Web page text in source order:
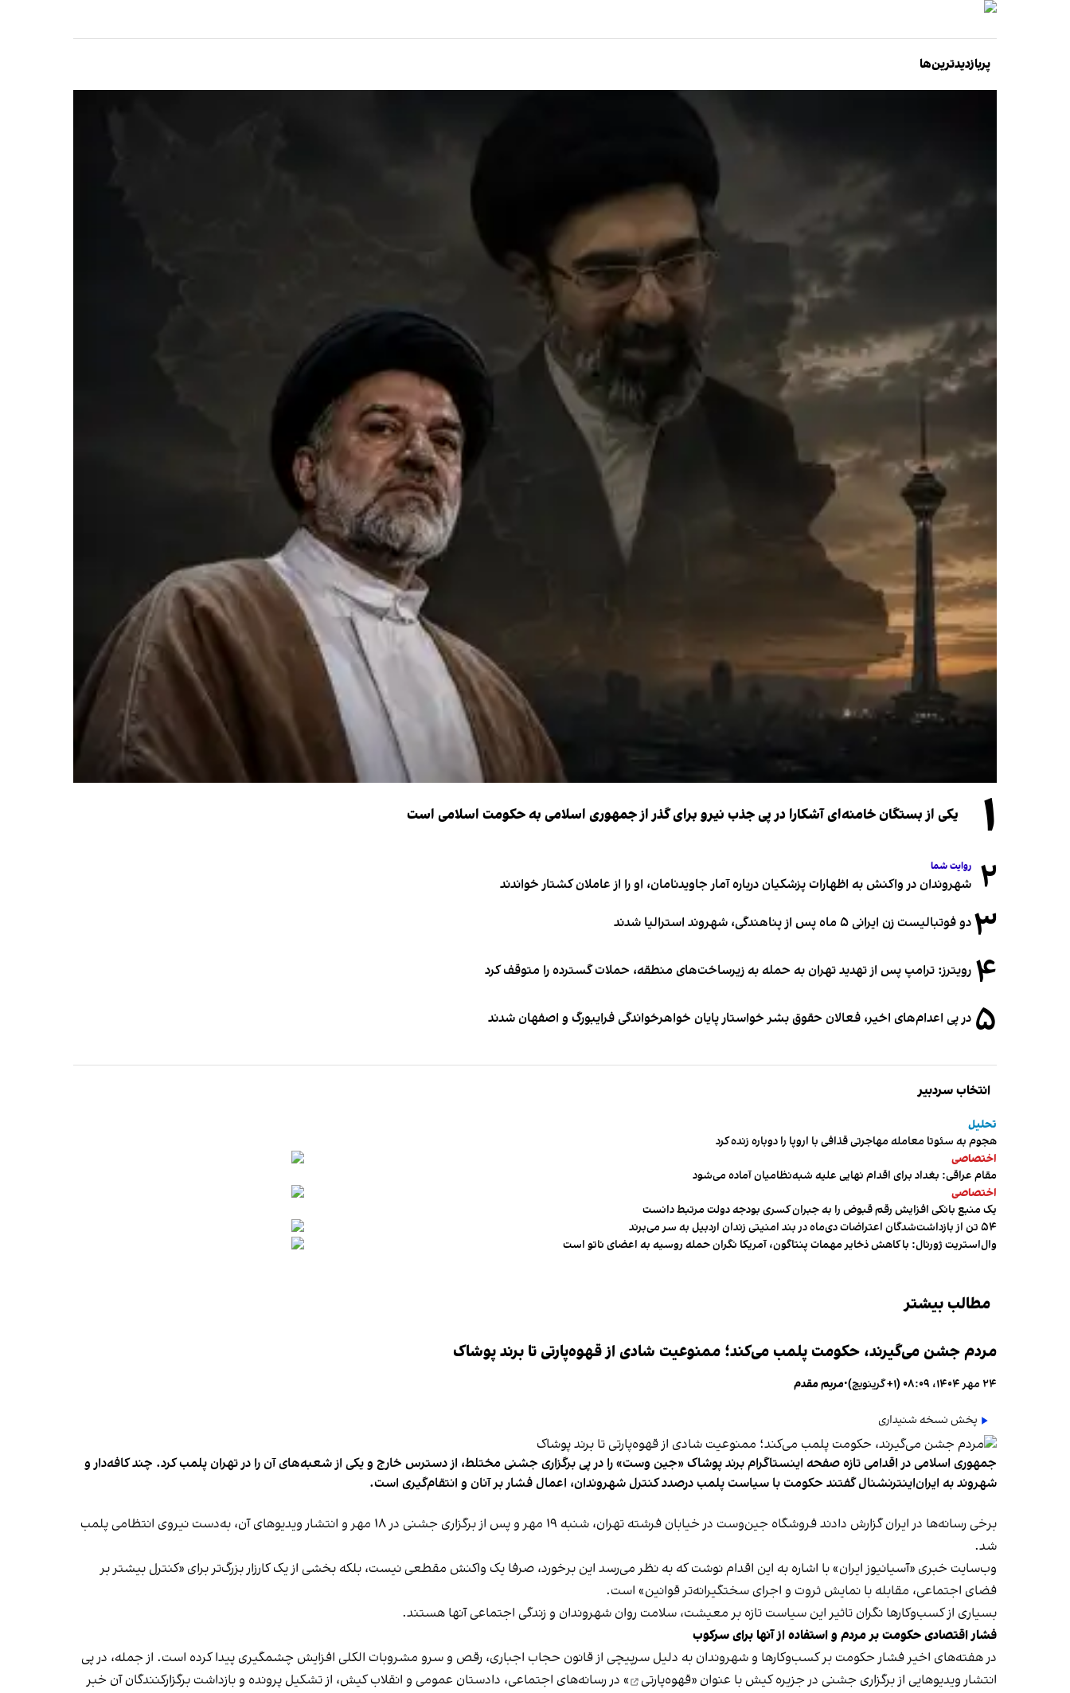
پربازدیدترین‌ها
۱ یکی از بستگان خامنه‌ای آشکارا در پی جذب نیرو برای گذر از جمهوری اسلامی به حکومت اسلامی است
۲ روایت شما
شهروندان در واکنش به اظهارات پزشکیان درباره آمار جاویدنامان، او را از عاملان کشتار خواندند
۳دو فوتبالیست زن ایرانی ۵ ماه پس از پناهندگی، شهروند استرالیا شدند
۴ رویترز: ترامپ پس از تهدید تهران به حمله به زیرساخت‌های منطقه، حملات گسترده را متوقف کرد
۵ در پی اعدام‌های اخیر، فعالان حقوق بشر خواستار پایان خواهرخواندگی فرایبورگ و اصفهان شدند
انتخاب سردبیر
تحلیل
هجوم به سئوتا معامله مهاجرتی قذافی با اروپا را دوباره زنده کرد
اختصاصی
مقام عراقی: بغداد برای اقدام نهایی علیه شبه‌نظامیان آماده می‌شود
اختصاصی
یک منبع بانکی افزایش رقم قبوض را به جبران کسری بودجه دولت مرتبط دانست
۵۴ تن از بازداشت‌شدگان اعتراضات دی‌ماه در بند امنیتی زندان اردبیل به سر می‌برند
وال‌استریت ژورنال: با کاهش ذخایر مهمات پنتاگون، آمریکا نگران حمله روسیه به اعضای ناتو‌ است
مطالب بیشتر
مردم جشن می‌گیرند، حکومت پلمب می‌کند؛ ممنوعیت شادی از قهوه‌پارتی تا برند پوشاک
۲۴ مهر ۱۴۰۴، ۰۸:۰۹ (‎+۱ گرینویچ) •مریم مقدم
پخش نسخه شنیداری
جمهوری اسلامی در اقدامی تازه صفحه اینستاگرام برند پوشاک «جین وست» را در پی برگزاری جشنی مختلط، از دسترس خارج و یکی از شعبه‌های آن را در تهران پلمب کرد. چند کافه‌‌دار و
شهروند به ایران‌اینترنشنال گفتند حکومت با سیاست پلمب درصدد کنترل شهروندان، اعمال فشار بر آنان و انتقام‌گیری است.
برخی رسانه‌ها در ایران گزارش دادند فروشگاه جین‌وست در خیابان فرشته تهران، شنبه ۱۹ مهر و پس از برگزاری جشنی در ۱۸ مهر و انتشار ویدیوهای آن، به‌دست نیروی انتظامی پلمب
شد.
وب‌سایت خبری «آسیانیوز ایران» با اشاره به این اقدام نوشت که به نظر می‌رسد این برخورد، صرفا یک واکنش مقطعی نیست، بلکه بخشی از یک کارزار بزرگ‌تر برای «کنترل بیشتر بر
فضای اجتماعی، مقابله با نمایش ثروت و اجرای سختگیرانه‌تر قوانین» است.
بسیاری از کسب‌وکارها نگران تاثیر این سیاست‌ تازه بر معیشت، سلامت روان شهروندان و زندگی اجتماعی آنها هستند.
فشار اقتصادی حکومت بر مردم و استفاده از آنها برای سرکوب
در هفته‌های اخیر فشار حکومت بر کسب‌وکارها و شهروندان به دلیل سرپیچی از قانون حجاب اجباری، رقص و سرو مشروبات الکلی افزایش چشمگیری پیدا کرده است. از جمله، در پی
انتشار ویدیوهایی از برگزاری جشنی در جزیره کیش با عنوان «قهوه‌پارتی » در رسانه‌های اجتماعی، دادستان عمومی و انقلاب کیش، از تشکیل پرونده و بازداشت برگزارکنندگان آن خبر